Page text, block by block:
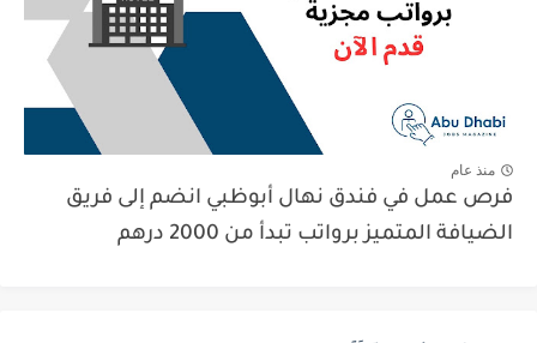
منذ عام
فرص عمل في فندق نهال أبوظبي انضم إلى فريق
الضيافة المتميز برواتب تبدأ من 2000 درهم